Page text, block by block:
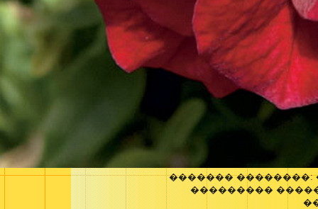
������� ��������:
���������